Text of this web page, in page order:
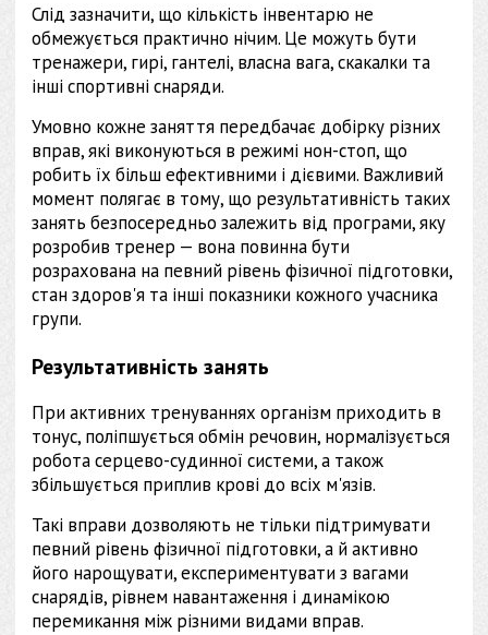
Слід зазначити, що кількість інвентарю не
обмежується практично нічим. Це можуть бути
тренажери, гирі, гантелі, власна вага, скакалки та
інші спортивні снаряди.
Умовно кожне заняття передбачає добірку різних
вправ, які виконуються в режимі нон-стоп, що
робить їх більш ефективними і дієвими. Важливий
момент полягає в тому, що результативність таких
занять безпосередньо залежить від програми, яку
розробив тренер — вона повинна бути
розрахована на певний рівень фізичної підготовки,
стан здоров'я та інші показники кожного учасника
групи.
Результативність занять
При активних тренуваннях організм приходить в
тонус, поліпшується обмін речовин, нормалізується
робота серцево-судинної системи, а також
збільшується приплив крові до всіх м'язів.
Такі вправи дозволяють не тільки підтримувати
певний рівень фізичної підготовки, а й активно
його нарощувати, експериментувати з вагами
снарядів, рівнем навантаження і динамікою
перемикання між різними видами вправ.